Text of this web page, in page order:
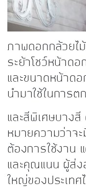
Channel Youtube
ภาพดอกกล้วยไ
ระย้าโชว์หน้าด
และขนาดหน้าดอ
นำมาใช้ในการต
และสีพิเศษบางสี
หมายความว่าจะ
ต้องการใช้งาน
และคุณแนน ผู้ส่ง
ใหญ่ของประเท